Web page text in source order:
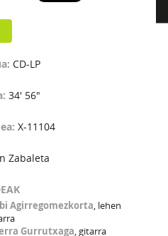
CD-LP
34' 56"
X-11104
Zabaleta
Agirregomezkorta, lehen
Gurrutxaga, gitarra